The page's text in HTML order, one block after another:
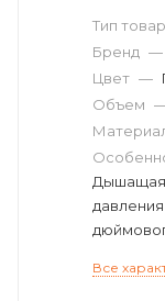
Тип
Бренд —
Цвет —
Объем
Дышащая
Все